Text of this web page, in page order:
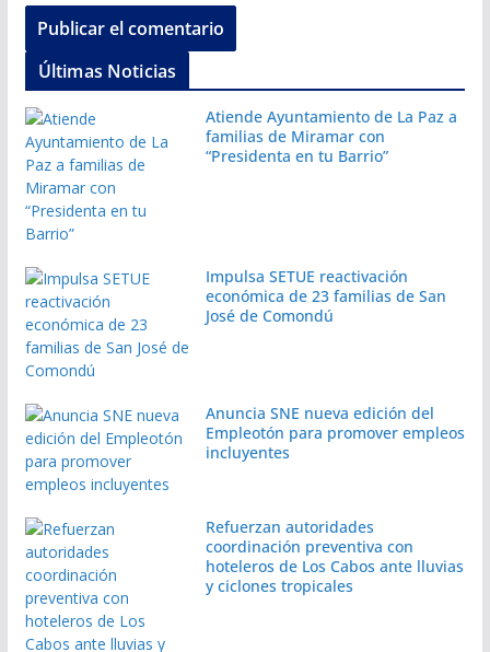
Últimas Noticias
Atiende Ayuntamiento de La Paz a
familias de Miramar con
“Presidenta en tu Barrio”
Impulsa SETUE reactivación
económica de 23 familias de San
José de Comondú
Anuncia SNE nueva edición del
Empleotón para promover empleos
incluyentes
Refuerzan autoridades
coordinación preventiva con
hoteleros de Los Cabos ante lluvias
y ciclones tropicales